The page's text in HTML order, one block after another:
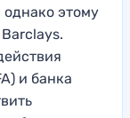
этому
и банка